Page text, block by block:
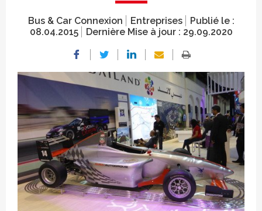
Bus & Car Connexion Entreprises
Publié le :
08.04.2015
Dernière Mise à jour : 29.09.2020